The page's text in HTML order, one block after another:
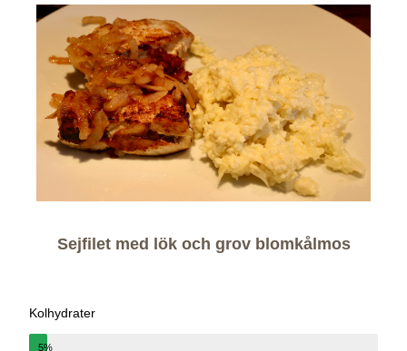
Sejfilet med lök och grov blomkålmos
Kolhydrater
5%